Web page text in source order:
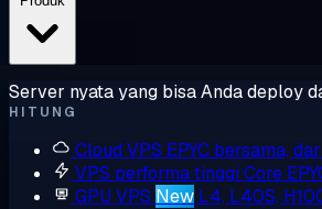
Server nyata yang bisa Anda deploy
HITUNG
Cloud VPS EPYC bersama,
VPS performa tinggi Core
GPU VPS New L4, L40S,